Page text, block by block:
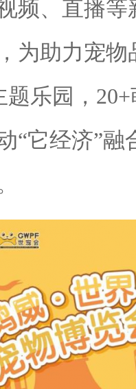
频、直播
为助力宠
乐园，
“它经济”